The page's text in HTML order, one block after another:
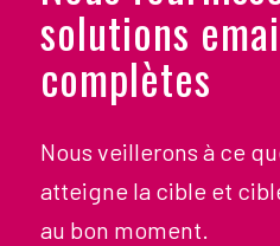
solutions
complètes
Nous veillerons à ce
atteigne la cible et
au bon moment.